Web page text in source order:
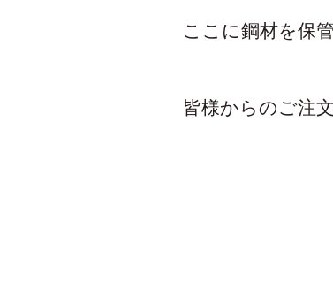
ここに鋼材を保
皆様からのご注